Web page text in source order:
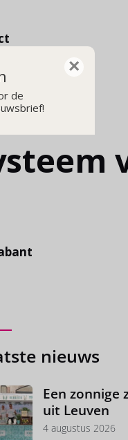
nieuws
Een zonnige
uit Leuven
4 augustus 2026
×
de